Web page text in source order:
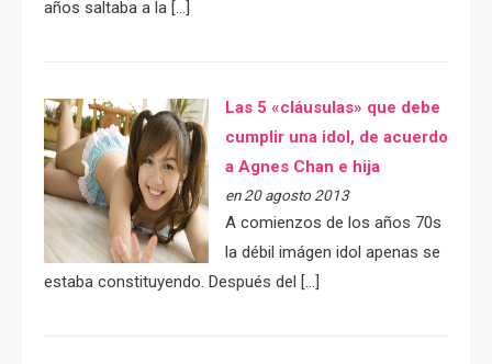
años saltaba a la […]
Las 5 «cláusulas» que debe
cumplir una idol, de acuerdo
a Agnes Chan e hija
en 20 agosto 2013
A comienzos de los años 70s
la débil imágen idol apenas se
estaba constituyendo. Después del […]